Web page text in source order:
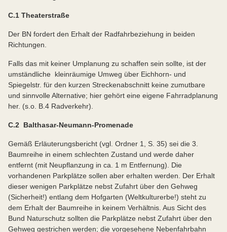
C.1 Theaterstraße
Der BN fordert den Erhalt der Radfahrbeziehung in beiden
Richtungen.
Falls das mit keiner Umplanung zu schaffen sein sollte, ist der
umständliche kleinräumige Umweg über Eichhorn- und
Spiegelstr. für den kurzen Streckenabschnitt keine zumutbare
und sinnvolle Alternative; hier gehört eine eigene Fahrradplanung
her. (s.o. B.4 Radverkehr).
C.2 Balthasar-Neumann-Promenade
Gemäß Erläuterungsbericht (vgl. Ordner 1, S. 35) sei die 3.
Baumreihe in einem schlechten Zustand und werde daher
entfernt (mit Neupflanzung in ca. 1 m Entfernung). Die
vorhandenen Parkplätze sollen aber erhalten werden. Der Erhalt
dieser wenigen Parkplätze nebst Zufahrt über den Gehweg
(Sicherheit!) entlang dem Hofgarten (Weltkulturerbe!) steht zu
dem Erhalt der Baumreihe in keinem Verhältnis. Aus Sicht des
Bund Naturschutz sollten die Parkplätze nebst Zufahrt über den
Gehweg gestrichen werden; die vorgesehene Nebenfahrbahn